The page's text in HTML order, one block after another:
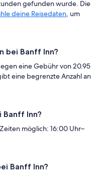
gefunden wurde. Die
deine Reisedaten, um
bei Banff Inn?
eine Gebühr von 20.95
eine begrenzte Anzahl an
Banff Inn?
möglich: 16:00 Uhr–
Banff Inn?